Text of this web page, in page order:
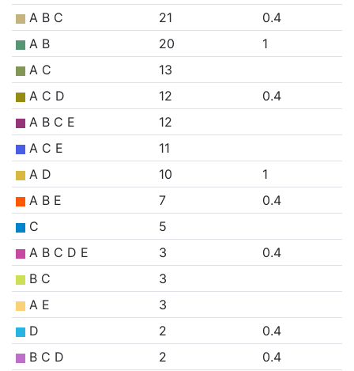
A B C
21
0.4
A B
20
1
A C
13
A C D
12
0.4
A B C E
12
A C E
11
A D
10
1
A B E
7
0.4
C
5
A B C D E
3
0.4
B C
3
A E
3
D
2
0.4
B C D
2
0.4